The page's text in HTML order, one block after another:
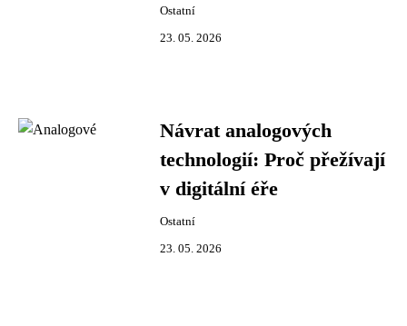
Ostatní
23. 05. 2026
Návrat analogových
technologií: Proč přežívají
v digitální éře
Ostatní
23. 05. 2026